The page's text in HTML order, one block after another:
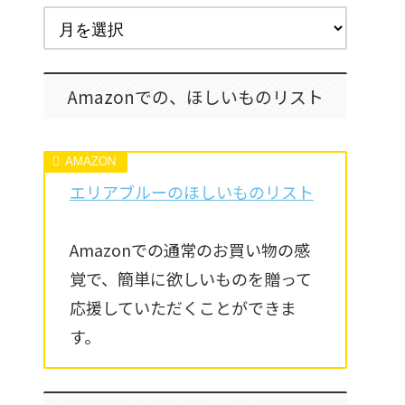
Amazonでの、ほしいものリスト
エリアブルーのほしいものリスト
Amazonでの通常のお買い物の感
覚で、簡単に欲しいものを贈って
応援していただくことができま
す。